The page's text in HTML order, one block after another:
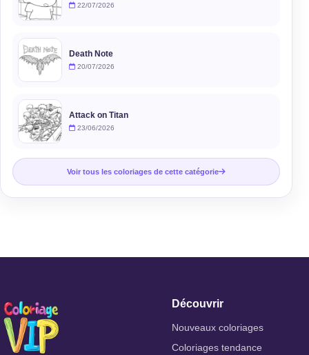
22/07/2026
Death Note
20/07/2026
Attack on Titan
23/06/2026
Voir tous les coloriages de cette catégorie
Découvrir
Nouveaux coloriages
Coloriages tendance